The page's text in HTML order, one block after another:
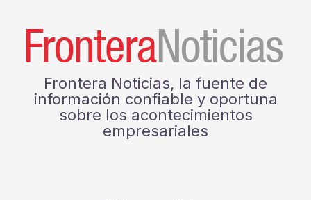
Frontera Noticias, la fuente de
información confiable y oportuna
sobre los acontecimientos
empresariales